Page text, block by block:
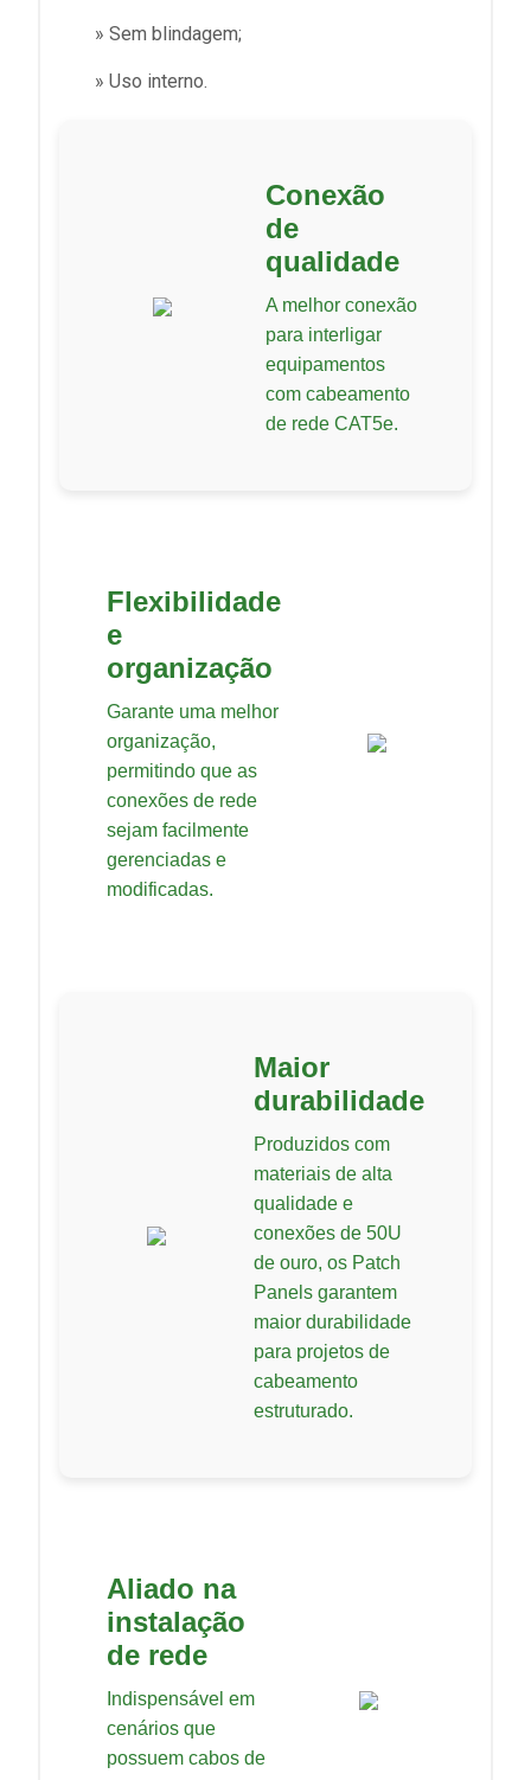
» Sem blindagem;
» Uso interno.
Conexão
de
qualidade
A melhor conexão
para interligar
equipamentos
com cabeamento
de rede CAT5e.
Flexibilidade
e
organização
Garante uma melhor
organização,
permitindo que as
conexões de rede
sejam facilmente
gerenciadas e
modificadas.
Maior
durabilidade
Produzidos com
materiais de alta
qualidade e
conexões de 50U
de ouro, os Patch
Panels garantem
maior durabilidade
para projetos de
cabeamento
estruturado.
Aliado na
instalação
de rede
Indispensável em
cenários que
possuem cabos de